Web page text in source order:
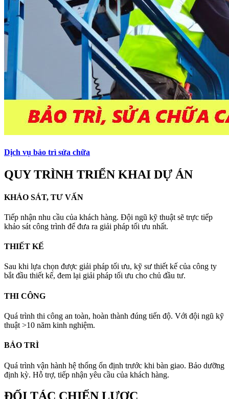
Dịch vụ bảo trì sửa chữa
QUY TRÌNH TRIỂN KHAI DỰ ÁN
KHẢO SÁT, TƯ VẤN
Tiếp nhận nhu cầu của khách hàng. Đội ngũ kỹ thuật sẽ trực tiếp
khảo sát công trình để đưa ra giải pháp tối ưu nhất.
THIẾT KẾ
Sau khi lựa chọn được giải pháp tối ưu, kỹ sư thiết kế của công ty
bắt đầu thiết kế, đem lại giải pháp tối ưu cho chủ đầu tư.
THI CÔNG
Quá trình thi công an toàn, hoàn thành đúng tiến độ. Với đội ngũ kỹ
thuật >10 năm kinh nghiệm.
BẢO TRÌ
Quá trình vận hành hệ thống ổn định trước khi bàn giao. Bảo dưỡng
định kỳ. Hỗ trợ, tiếp nhận yêu cầu của khách hàng.
ĐỐI TÁC CHIẾN LƯỢC